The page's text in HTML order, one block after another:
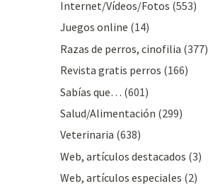
Internet/Vídeos/Fotos (553)
Juegos online (14)
Razas de perros, cinofilia (377)
Revista gratis perros (166)
Sabías que… (601)
Salud/Alimentación (299)
Veterinaria (638)
Web, artículos destacados (3)
Web, artículos especiales (2)